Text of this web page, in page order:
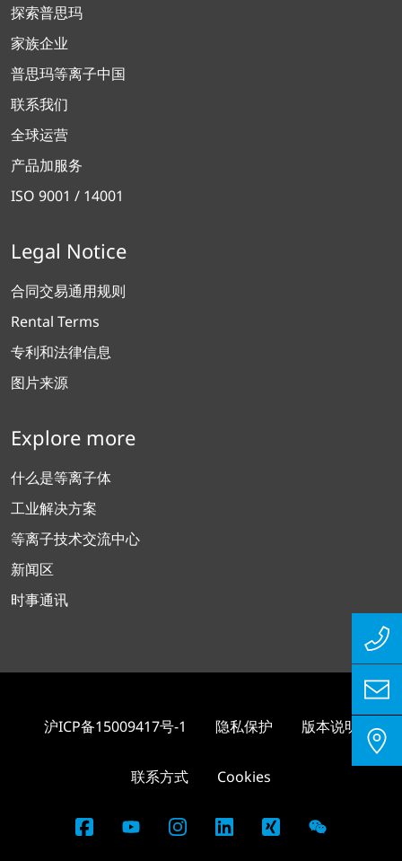
探索普思玛
家族企业
普思玛等离子中国
联系我们
全球运营
产品加服务
ISO 9001 / 14001
Legal Notice
合同交易通用规则
Rental Terms
专利和法律信息
图片来源
Explore more
什么是等离子体
工业解决方案
等离子技术交流中心
新闻区
时事通讯
沪ICP备15009417号-1 隐私保护 版本说明
联系方式 Cookies